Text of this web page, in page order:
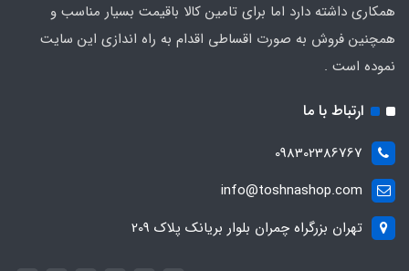
همکاری داشته دارد اما برای تامین کالا باقیمت بسیار مناسب و
همچنین فروش به صورت اقساطی اقدام به راه اندازی این سایت
نموده است .
ارتباط با ما
098302386767
info@toshnashop.com
تهران بزرگراه چمران بلوار بریانک پلاک 209